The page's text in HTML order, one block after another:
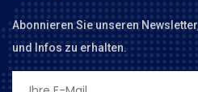
Abonnieren Sie unseren
und Infos zu erhalten.